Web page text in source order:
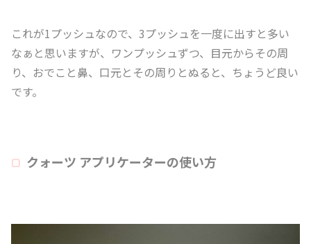
これが1プッシュなので、3プッシュを一度に出すと多い
なぁと思いますが、ワンプッシュずつ、目元からその周
り、おでこと鼻、口元とその周りとぬると、ちょうど良い
です。
クォーツ アプリケーターの使い方